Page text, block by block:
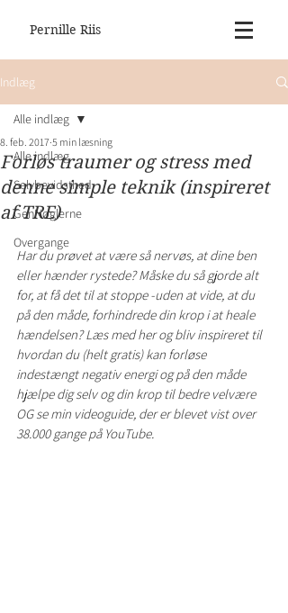
Pernille Riis
Indlæg
Alle indlæg
Selvbevidsthed
GenNøglerne
Overgange
Alle indlæg
Forløs traumer og stress med
denne simple teknik (inspireret
af TRE)
8. feb. 2017 5 min læsning
Har du prøvet at være så nervøs, at dine ben
eller hænder rystede? Måske du så gjorde alt
for, at få det til at stoppe -uden at vide, at du
på den måde, forhindrede din krop i at heale
hændelsen? Læs med her og bliv inspireret til
hvordan du (helt gratis) kan forløse
indestængt negativ energi og på den måde
hjælpe dig selv og din krop til bedre velvære
OG se min videoguide, der er blevet vist over
38.000 gange på YouTube.